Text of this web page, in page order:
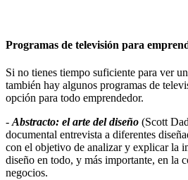
Programas de televisión para
Si no tienes tiempo suficiente para ver
también hay algunos programas de
opción para todo emprendedor.
- Abstracto: el arte del diseño (Scott
documental entrevista a diferentes
con el objetivo de analizar y explicar la
diseño en todo, y más importante, en la
negocios.